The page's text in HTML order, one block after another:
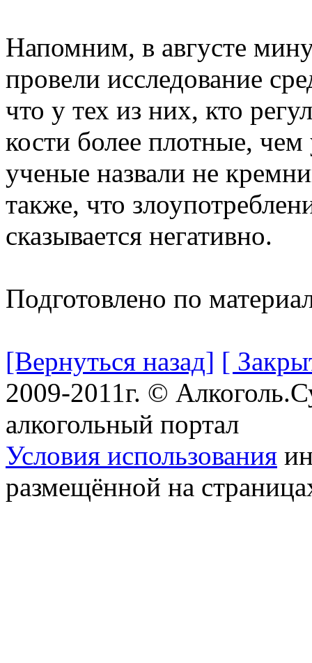
Напомним, в августе
провели исследование
что у тех из них, кто
кости более плотные,
ученые назвали не
также, что
сказывается негативно.
Подготовлено по
[Вернуться назад] [
2009-2011г. ©
алкогольный портал
Условия использования
размещённой на